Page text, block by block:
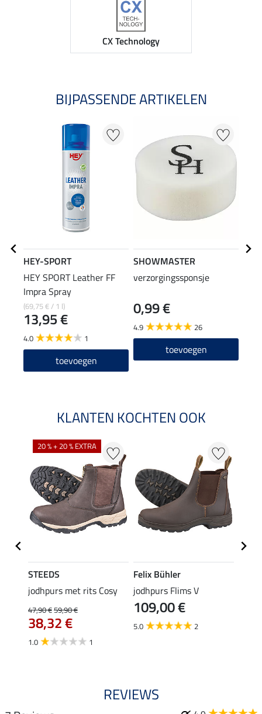
CX Technology
BIJPASSENDE ARTIKELEN
HEY-SPORT
HEY SPORT Leather FF
Impra Spray
(69,75 € / 1 l)
13,95 €
4.0 1
toevoegen
SHOWMASTER
verzorgingssponsje
0,99 €
4.9 26
toevoegen
KLANTEN KOCHTEN OOK
20 % + 20 % EXTRA
STEEDS
jodhpurs met rits Cosy
47,90 €59,90 €
38,32 €
1.0 1
Felix Bühler
jodhpurs Flims V
109,00 €
5.0 2
REVIEWS